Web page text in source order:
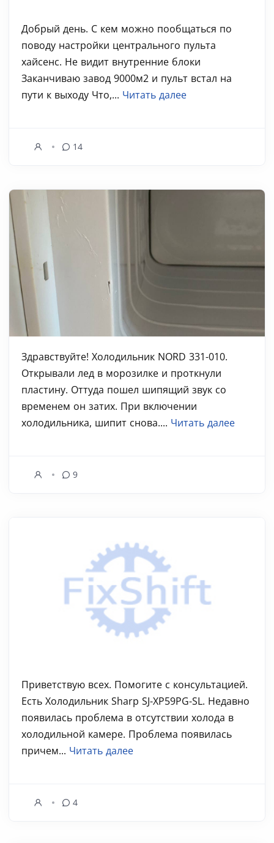
Добрый день. С кем можно пообщаться по
поводу настройки центрального пульта
хайсенс. Не видит внутренние блоки
Заканчиваю завод 9000м2 и пульт встал на
пути к выходу Что,... Читать далее
14
Здравствуйте! Холодильник NORD 331-010.
Открывали лед в морозилке и проткнули
пластину. Оттуда пошел шипящий звук со
временем он затих. При включении
холодильника, шипит снова.... Читать далее
9
Приветствую всех. Помогите с консультацией.
Есть Холодильник Sharp SJ-XP59PG-SL. Недавно
появилась проблема в отсутствии холода в
холодильной камере. Проблема появилась
причем... Читать далее
4